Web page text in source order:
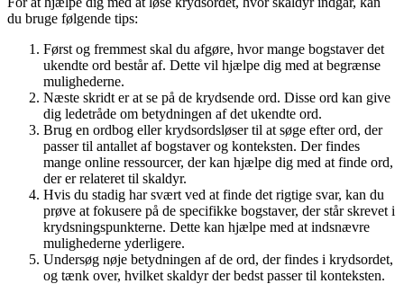
du bruge følgende tips:
Først og fremmest skal du afgøre, hvor mange bogstaver det
ukendte ord består af. Dette vil hjælpe dig med at begrænse
mulighederne.
Næste skridt er at se på de krydsende ord. Disse ord kan give
dig ledetråde om betydningen af det ukendte ord.
Brug en ordbog eller krydsordsløser til at søge efter ord, der
passer til antallet af bogstaver og konteksten. Der findes
mange online ressourcer, der kan hjælpe dig med at finde ord,
der er relateret til skaldyr.
Hvis du stadig har svært ved at finde det rigtige svar, kan du
prøve at fokusere på de specifikke bogstaver, der står skrevet i
krydsningspunkterne. Dette kan hjælpe med at indsnævre
mulighederne yderligere.
Undersøg nøje betydningen af de ord, der findes i krydsordet,
og tænk over, hvilket skaldyr der bedst passer til konteksten.